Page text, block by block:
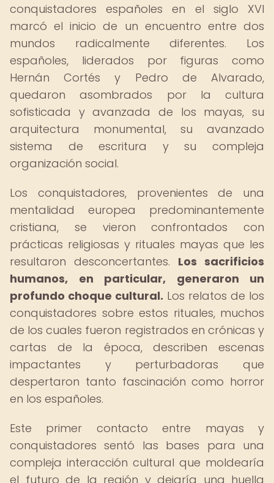
conquistadores españoles en el siglo XVI
marcó el inicio de un encuentro entre dos
mundos radicalmente diferentes. Los
españoles, liderados por figuras como
Hernán Cortés y Pedro de Alvarado,
quedaron asombrados por la cultura
sofisticada y avanzada de los mayas, su
arquitectura monumental, su avanzado
sistema de escritura y su compleja
organización social.
Los conquistadores, provenientes de una
mentalidad europea predominantemente
cristiana, se vieron confrontados con
prácticas religiosas y rituales mayas que les
resultaron desconcertantes. Los sacrificios
humanos, en particular, generaron un
profundo choque cultural. Los relatos de los
conquistadores sobre estos rituales, muchos
de los cuales fueron registrados en crónicas y
cartas de la época, describen escenas
impactantes y perturbadoras que
despertaron tanto fascinación como horror
en los españoles.
Este primer contacto entre mayas y
conquistadores sentó las bases para una
compleja interacción cultural que moldearía
el futuro de la región y dejaría una huella